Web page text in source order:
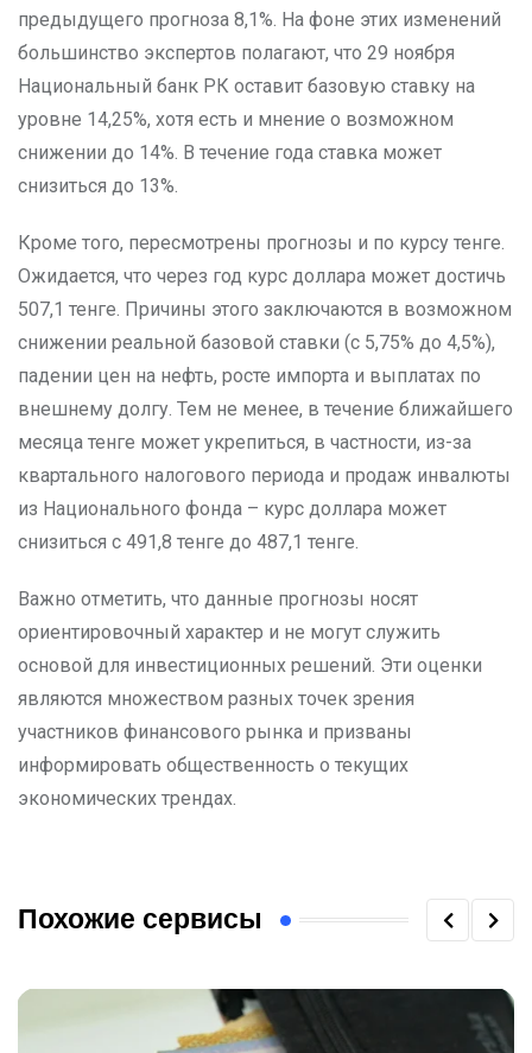
предыдущего прогноза 8,1%. На фоне этих изменений
большинство экспертов полагают, что 29 ноября
Национальный банк РК оставит базовую ставку на
уровне 14,25%, хотя есть и мнение о возможном
снижении до 14%. В течение года ставка может
снизиться до 13%.
Кроме того, пересмотрены прогнозы и по курсу тенге.
Ожидается, что через год курс доллара может достичь
507,1 тенге. Причины этого заключаются в возможном
снижении реальной базовой ставки (с 5,75% до 4,5%),
падении цен на нефть, росте импорта и выплатах по
внешнему долгу. Тем не менее, в течение ближайшего
месяца тенге может укрепиться, в частности, из-за
квартального налогового периода и продаж инвалюты
из Национального фонда – курс доллара может
снизиться с 491,8 тенге до 487,1 тенге.
Важно отметить, что данные прогнозы носят
ориентировочный характер и не могут служить
основой для инвестиционных решений. Эти оценки
являются множеством разных точек зрения
участников финансового рынка и призваны
информировать общественность о текущих
экономических трендах.
Похожие сервисы